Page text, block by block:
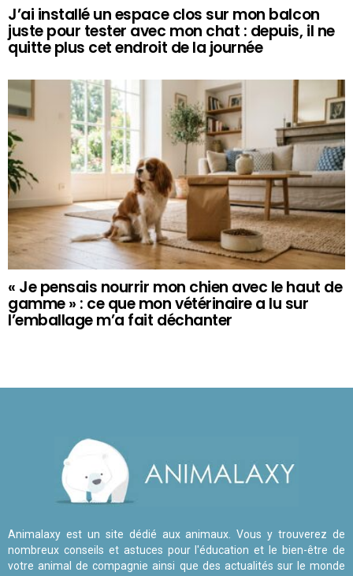
J’ai installé un espace clos sur mon balcon
juste pour tester avec mon chat : depuis, il ne
quitte plus cet endroit de la journée
« Je pensais nourrir mon chien avec le haut de
gamme » : ce que mon vétérinaire a lu sur
l’emballage m’a fait déchanter
Animalaxy est un site dédié aux animaux. Vous y trouverez de
nombreux conseils et astuces pour l'éducation et le bien-être de
votre animal de compagnie ainsi que des actualités sur le monde